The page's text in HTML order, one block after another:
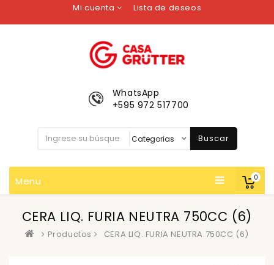
Mi cuenta Lista de deseos
0
WhatsApp
+595 972 517700
Buscar
Menu
CERA LIQ. FURIA NEUTRA 750CC (6)
Productos CERA LIQ. FURIA NEUTRA 750CC (6)